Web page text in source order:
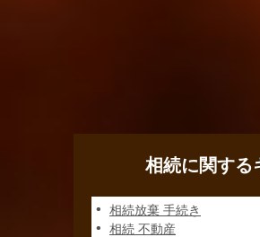
相続に関する
相続放棄 手続き
相続 不動産